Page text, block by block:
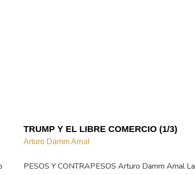
TRUMP Y EL LIBRE COMERCIO (1/3)
Arturo Damm Arnal
PESOS Y CONTRAPESOS Arturo Damm Arnal La